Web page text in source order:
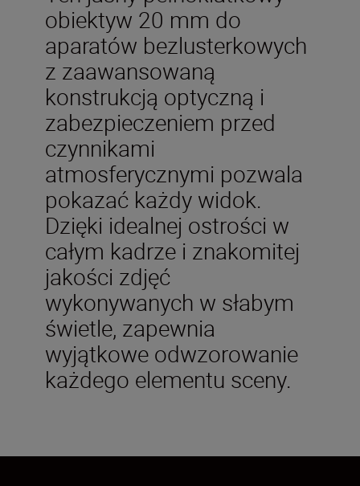
obiektyw 20 mm do
aparatów bezlusterkowych
z zaawansowaną
konstrukcją optyczną i
zabezpieczeniem przed
czynnikami
atmosferycznymi pozwala
pokazać każdy widok.
Dzięki idealnej ostrości w
całym kadrze i znakomitej
jakości zdjęć
wykonywanych w słabym
świetle, zapewnia
wyjątkowe odwzorowanie
każdego elementu sceny.